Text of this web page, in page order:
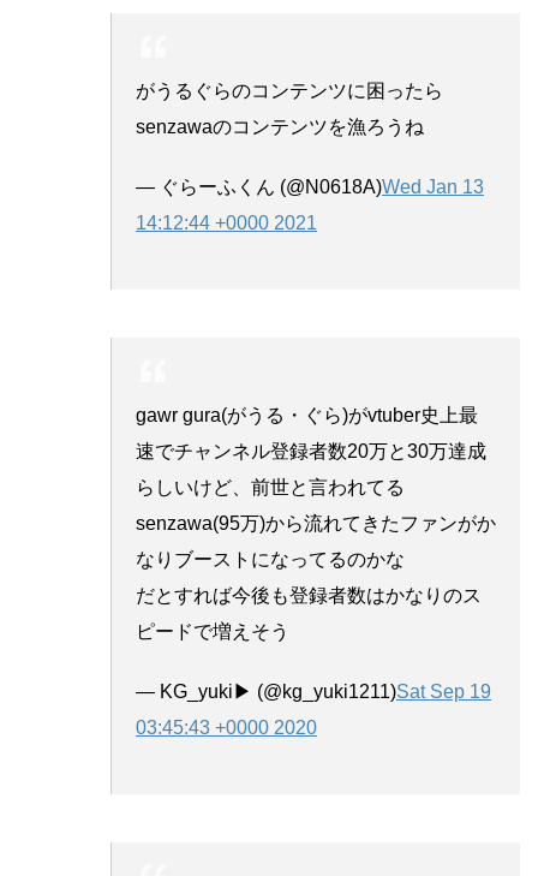
がうるぐらのコンテンツに困ったら
senzawaのコンテンツを漁ろうね
— ぐらーふくん (@N0618A)Wed Jan 13
14:12:44 +0000 2021
gawr gura(がうる・ぐら)がvtuber史上最
速でチャンネル登録者数20万と30万達成
らしいけど、前世と言われてる
senzawa(95万)から流れてきたファンがか
なりブーストになってるのかな
だとすれば今後も登録者数はかなりのス
ピードで増えそう
— KG_yuki▶ (@kg_yuki1211)Sat Sep 19
03:45:43 +0000 2020